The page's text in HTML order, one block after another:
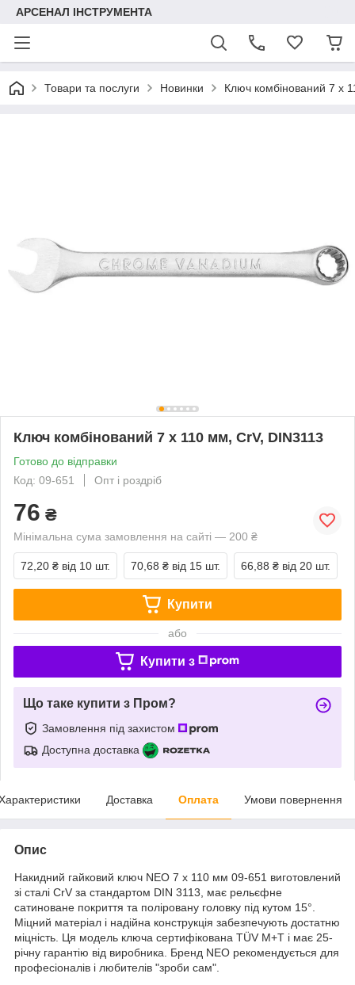
АРСЕНАЛ ІНСТРУМЕНТА
Товари та послуги Новинки Ключ комбінований 7 x
Ключ комбінований 7 x 110 мм, CrV, DIN3113
Готово до відправки
Код: 09-651
Опт і роздріб
76 ₴
Мінімальна сума замовлення на сайті — 200 ₴
72,20 ₴ від 10 шт. 70,68 ₴ від 15 шт. 66,88 ₴ від 20 шт.
Купити
або
Купити з
Що таке купити з Пром?
Замовлення під захистом
Доступна доставка
Доставка Оплата Умови повернення
Опис
Накидний гайковий ключ NEO 7 x 110 мм 09-651 виготовлений
зі сталі CrV за стандартом DIN 3113, має рельєфне
сатиноване покриття та поліровану головку під кутом 15°.
Міцний матеріал і надійна конструкція забезпечують достатню
міцність. Ця модель ключа сертифікована TÜV M+T і має 25-
річну гарантію від виробника. Бренд NEO рекомендується для
професіоналів і любителів "зроби сам".